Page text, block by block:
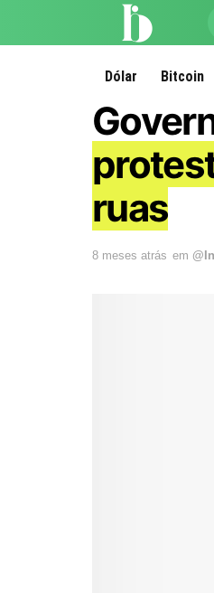
Dólar Bitcoin
ruas
8 meses atrás em